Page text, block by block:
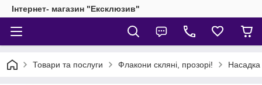
Інтернет- магазин "Ексклюзив"
Товари та послуги Флакони скляні, прозорі!